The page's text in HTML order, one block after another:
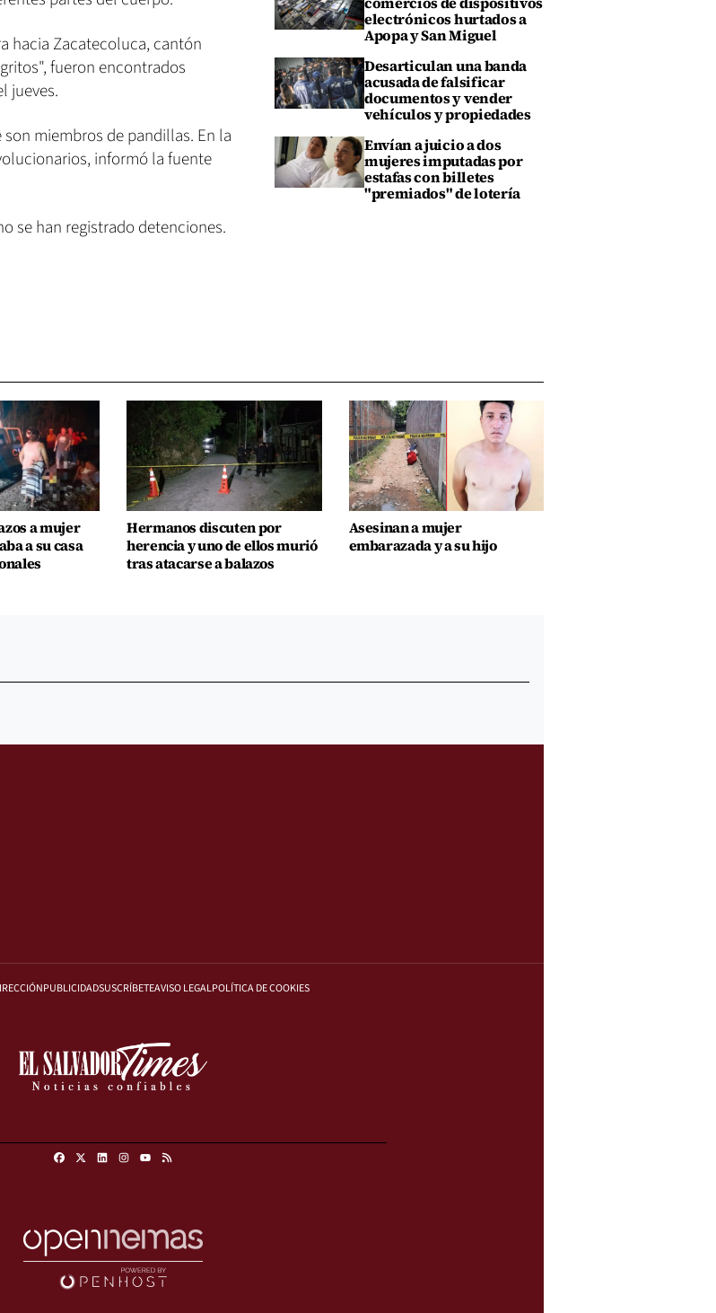
hacia Zacatecoluca, cantón
fueron encontrados
jueves.
miembros de pandillas. En la
informó la fuente
se han registrado detenciones.
electrónicos hurtados a
Apopa y San Miguel
Desarticulan una banda
acusada de falsificar
documentos y vender
vehículos y propiedades
Envían a juicio a dos
mujeres imputadas por
estafas con billetes
"premiados" de lotería
a mujer
a su casa
Hermanos discuten por
herencia y uno de ellos murió
tras atacarse a balazos
Asesinan a mujer
embarazada y a su hijo
PUBLICIDADSUSCRÍBETEAVISO LEGALPOLÍTICA DE COOKIES
FacebookLinkedinInstagram